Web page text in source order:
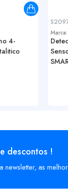
4-
Marca:
descontos !
newsletter, as